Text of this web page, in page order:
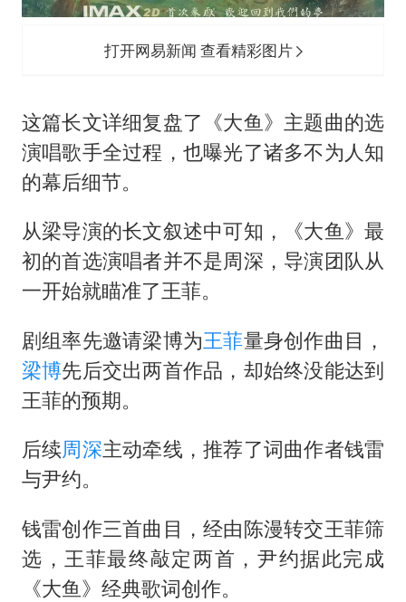
打开网易新闻 查看精彩图片
这篇长文详细复盘了《大鱼》主题曲的选
演唱歌手全过程，也曝光了诸多不为人知
的幕后细节。
从梁导演的长文叙述中可知，《大鱼》最
初的首选演唱者并不是周深，导演团队从
一开始就瞄准了王菲。
剧组率先邀请梁博为王菲量身创作曲目，
梁博先后交出两首作品，却始终没能达到
王菲的预期。
后续周深主动牵线，推荐了词曲作者钱雷
与尹约。
钱雷创作三首曲目，经由陈漫转交王菲筛
选，王菲最终敲定两首，尹约据此完成
《大鱼》经典歌词创作。